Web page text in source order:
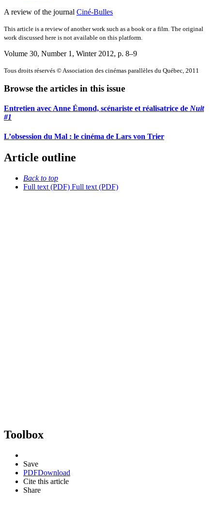
A review of the journal Ciné-Bulles
This article is a review of another work such as a book or a film. The original
work discussed here is not available on this platform.
Volume 30, Number 1, Winter 2012, p. 8–9
Tous droits réservés © Association des cinémas parallèles du Québec, 2011
Browse the articles in this issue
Entretien avec Anne Émond, scénariste et réalisatrice de Nuit
#1
L’obsession du Mal : le cinéma de Lars von Trier
Article outline
Back to top
Full text (PDF) Full text (PDF)
Toolbox
Save
PDFDownload
Cite this article
Share